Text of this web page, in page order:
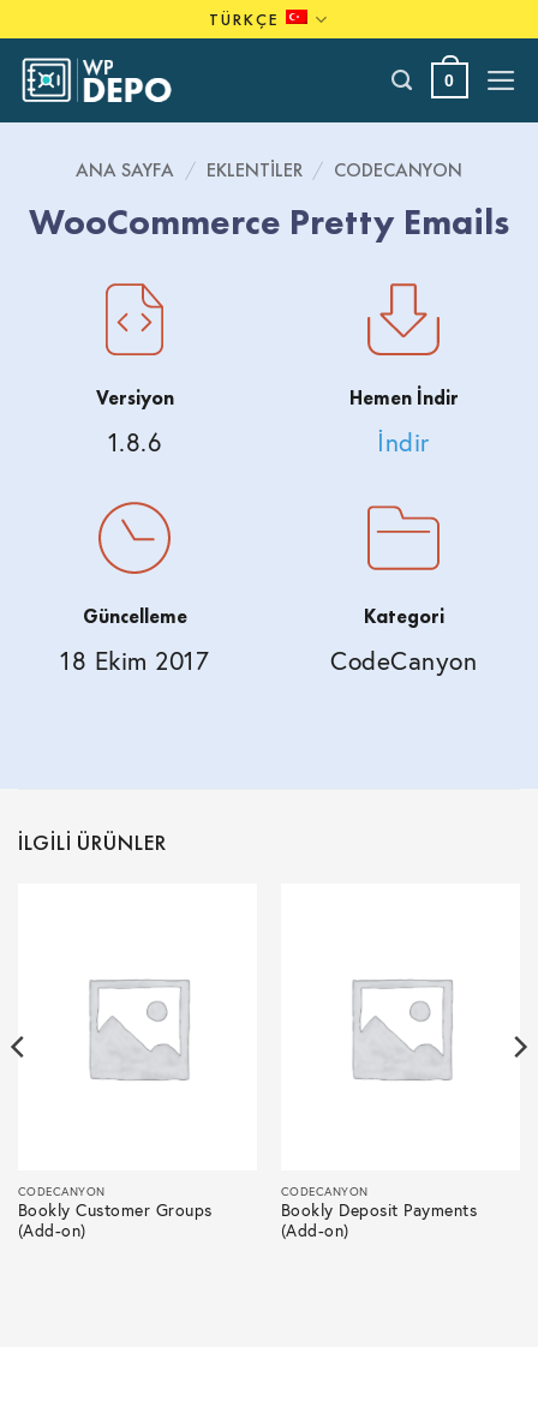
to
content
TÜRKÇE
0
ANA SAYFA / EKLENTILER / CODECANYON
WooCommerce Pretty Emails
Versiyon
1.8.6
Hemen İndir
İndir
Güncelleme
18 Ekim 2017
Kategori
CodeCanyon
İLGILI ÜRÜNLER
CODECANYON
Bookly Customer Groups
(Add-on)
CODECANYON
Bookly Deposit Payments
(Add-on)